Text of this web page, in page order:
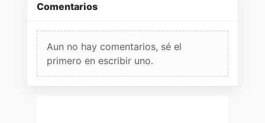
Comentarios
Aun no hay comentarios, sé el
primero en escribir uno.